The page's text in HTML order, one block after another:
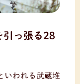
引っ張る28
いわれる武蔵堆